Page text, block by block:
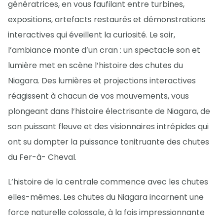
génératrices, en vous faufilant entre turbines,
expositions, artefacts restaurés et démonstrations
interactives qui éveillent la curiosité. Le soir,
l’ambiance monte d’un cran : un spectacle son et
lumière met en scène l’histoire des chutes du
Niagara. Des lumières et projections interactives
réagissent à chacun de vos mouvements, vous
plongeant dans l’histoire électrisante de Niagara, de
son puissant fleuve et des visionnaires intrépides qui
ont su dompter la puissance tonitruante des chutes
du Fer-à- Cheval.
L’histoire de la centrale commence avec les chutes
elles-mêmes. Les chutes du Niagara incarnent une
force naturelle colossale, à la fois impressionnante